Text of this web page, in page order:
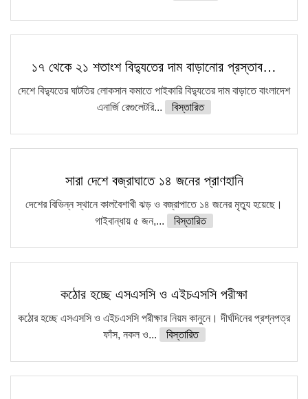
১৭ থেকে ২১ শতাংশ বিদ্যুতের দাম বাড়ানোর প্রস্তাব…
দেশে বিদ্যুতের ঘাটতির লোকসান কমাতে পাইকারি বিদ্যুতের দাম বাড়াতে বাংলাদেশ
এনার্জি রেগুলেটরি...
বিস্তারিত
সারা দেশে বজ্রাঘাতে ১৪ জনের প্রাণহানি
দেশের বিভিন্ন স্থানে কালবৈশাখী ঝড় ও বজ্রাপাতে ১৪ জনের মৃত্যু হয়েছে।
গাইবান্ধায় ৫ জন,...
বিস্তারিত
কঠোর হচ্ছে এসএসসি ও এইচএসসি পরীক্ষা
কঠোর হচ্ছে এসএসসি ও এইচএসসি পরীক্ষার নিয়ম কানুনে। দীর্ঘদিনের প্রশ্নপত্র
ফাঁস, নকল ও...
বিস্তারিত